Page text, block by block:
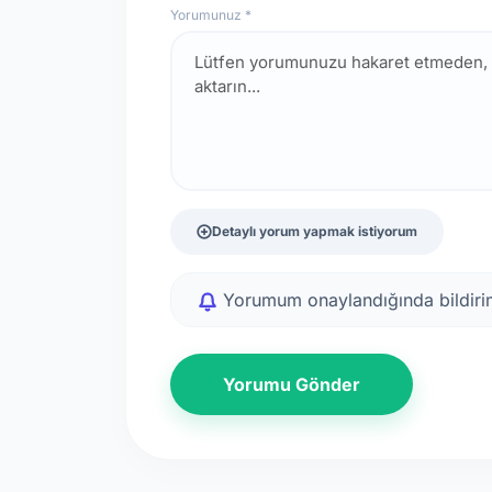
Yorumunuz *
Detaylı yorum yapmak istiyorum
Yorumum onaylandığında
Yorumu Gönder